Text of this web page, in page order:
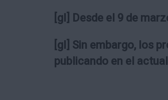
[gl] Desde el 9 de
[gl] Sin embargo, los
publicando en el